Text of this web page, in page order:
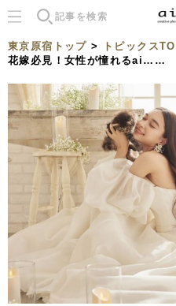
東京原宿トップ > トピックス
花嫁必見！女性が憧れるai……